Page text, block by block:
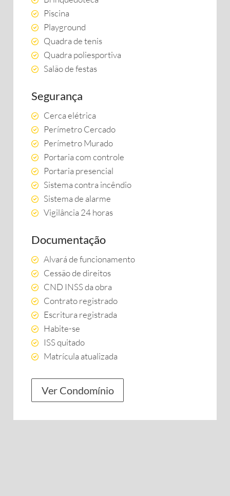
Piscina
Playground
Quadra de tenis
Quadra poliesportiva
Salão de festas
Segurança
Cerca elétrica
Perímetro Cercado
Perímetro Murado
Portaria com controle
Portaria presencial
Sistema contra incêndio
Sistema de alarme
Vigilância 24 horas
Documentação
Alvará de funcionamento
Cessão de direitos
CND INSS da obra
Contrato registrado
Escritura registrada
Habite-se
ISS quitado
Matrícula atualizada
Ver Condomínio